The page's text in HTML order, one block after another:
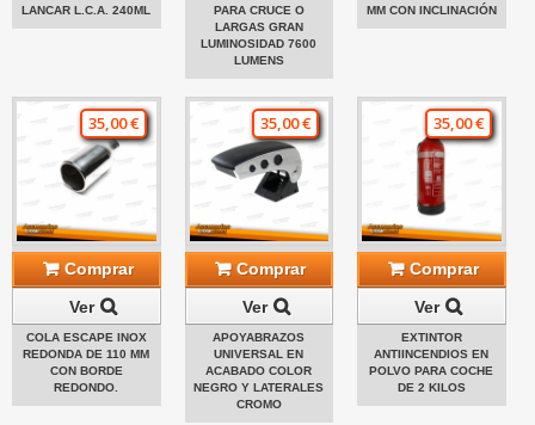
LANCAR L.C.A. 240ML
PARA CRUCE O
LARGAS GRAN
LUMINOSIDAD 7600
LUMENS
MM CON INCLINACIÓN
35,00 €
Comprar
Ver
COLA ESCAPE INOX
REDONDA DE 110 MM
CON BORDE
REDONDO.
35,00 €
Comprar
Ver
APOYABRAZOS
UNIVERSAL EN
ACABADO COLOR
NEGRO Y LATERALES
CROMO
35,00 €
Comprar
Ver
EXTINTOR
ANTIINCENDIOS EN
POLVO PARA COCHE
DE 2 KILOS